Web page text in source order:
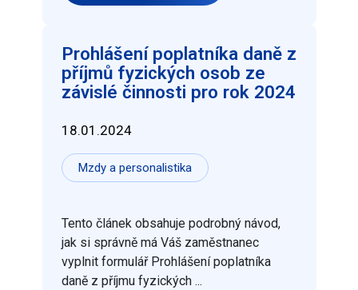
Prohlášení poplatníka daně z
příjmů fyzických osob ze
závislé činnosti pro rok 2024
18.01.2024
Mzdy a personalistika
Tento článek obsahuje podrobný návod,
jak si správně má Váš zaměstnanec
vyplnit formulář Prohlášení poplatníka
daně z příjmu fyzických ...